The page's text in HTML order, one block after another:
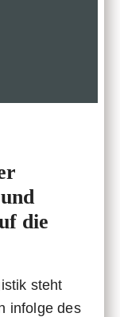
die
steht
infolge des